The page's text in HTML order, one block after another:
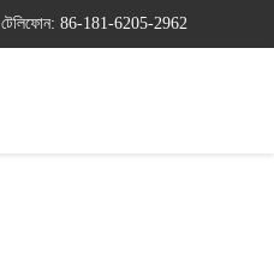
টেলিফোন: 86-181-6205-2962